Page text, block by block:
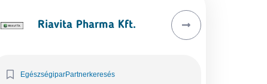
Riavita Pharma Kft.
EgészségiparPartnerkeresés